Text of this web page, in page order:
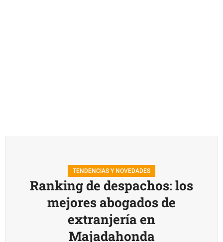
TENDENCIAS Y NOVEDADES
Ranking de despachos: los
mejores abogados de
extranjería en
Majadahonda